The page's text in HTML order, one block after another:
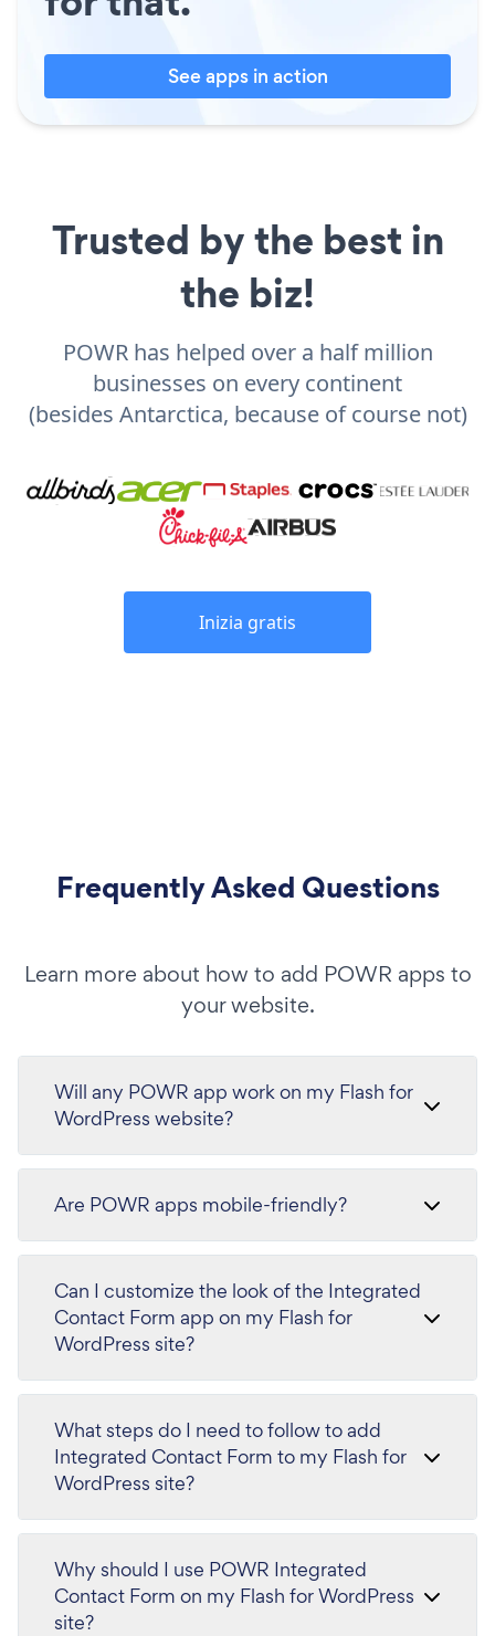
See apps in action
Trusted by the best in
the biz!
POWR has helped over a half million
businesses on every continent
(besides Antarctica, because of course not)
Inizia gratis
Frequently Asked Questions
Learn more about how to add POWR apps to
your website.
Will any POWR app work on my Flash for
WordPress website?
Are POWR apps mobile-friendly?
Can I customize the look of the Integrated
Contact Form app on my Flash for
WordPress site?
What steps do I need to follow to add
Integrated Contact Form to my Flash for
WordPress site?
Why should I use POWR Integrated
Contact Form on my Flash for WordPress
site?